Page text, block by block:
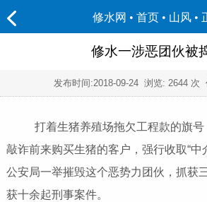
修水网 • 首页 • 山风 •
修水一涉恶团伙被
发布时间:2018-09-24浏览: 2644 次
打着生猪养殖场拖欠工程款的旗号
敲诈前来购买生猪的客户，强行收取“中
公安局一举摧毁这个恶势力团伙，抓获
获十余起刑事案件。